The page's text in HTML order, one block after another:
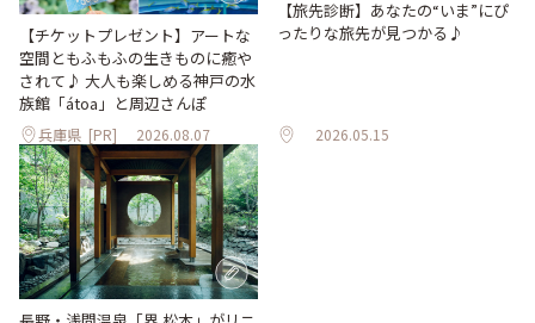
【チケットプレゼント】アートな
空間ともふもふの生きものに癒や
されて♪ 大人も楽しめる神戸の水
族館「átoa」と周辺さんぽ
兵庫県 [PR] 2026.08.07
【旅先診断】あなたの“いま”にぴ
ったりな旅先が見つかる♪
2026.05.15